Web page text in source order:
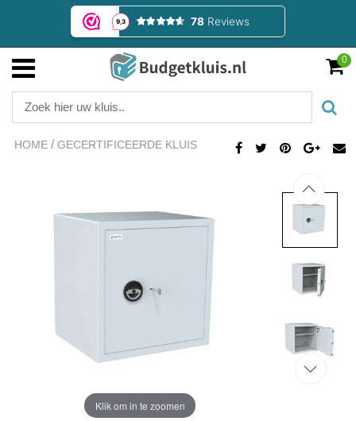
0
HOME / GECERTIFICEERDE KLUIS
Klik om in te zoomen